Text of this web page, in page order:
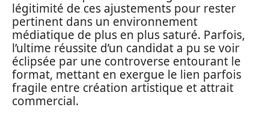
légitimité de ces ajustements pour rester
pertinent dans un environnement
médiatique de plus en plus saturé. Parfois,
l’ultime réussite d’un candidat a pu se voir
éclipsée par une controverse entourant le
format, mettant en exergue le lien parfois
fragile entre création artistique et attrait
commercial.